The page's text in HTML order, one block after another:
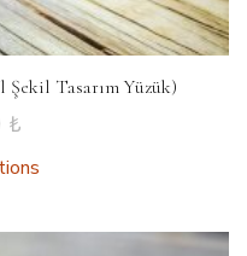
Tasarım Yüzük)
₺